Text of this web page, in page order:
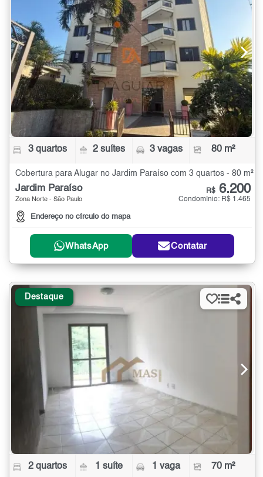
3 quartos 2 suítes 3 vagas 80 m²
Cobertura para Alugar no Jardim Paraíso com 3 quartos - 80 m²
Jardim Paraíso
Zona Norte - São Paulo
Endereço no círculo do mapa
R$ 6.200
Condomínio: R$ 1.465
WhatsApp Contatar
Destaque
2 quartos 1 suíte 1 vaga 70 m²